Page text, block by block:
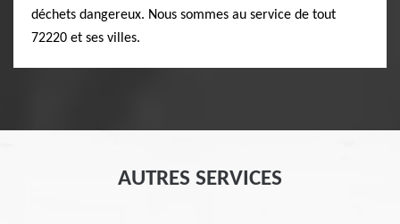
déchets dangereux. Nous sommes au service de tout
72220 et ses villes.
AUTRES SERVICES